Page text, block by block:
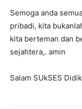
Semoga anda
pribadi, kita
kita berteman dan
sejahtera,. amin
Salam SUkSES